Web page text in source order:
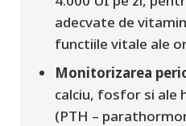
adecvate de
functiile vitale ale
Monitorizarea
calciu, fosfor si ale
(PTH –